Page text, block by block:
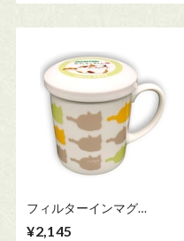
フィルターインマグ
300ml【みたらしちゃん】
¥2,145